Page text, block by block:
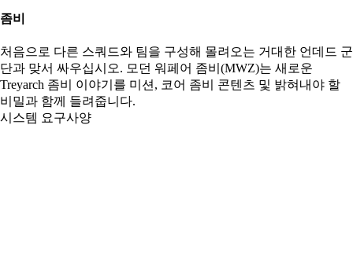
좀비
처음으로 다른 스쿼드와 팀을 구성해 몰려오는 거대한 언데드 군
단과 맞서 싸우십시오. 모던 워페어 좀비(MWZ)는 새로운
Treyarch 좀비 이야기를 미션, 코어 좀비 콘텐츠 및 밝혀내야 할
비밀과 함께 들려줍니다.
시스템 요구사양